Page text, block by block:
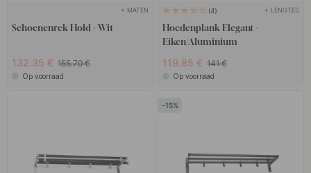
+ MATEN
Schoenenrek Hold - Wit
132.35 € 155.70 €
Op voorraad
4 + LENGTES
Hoedenplank Elegant -
Eiken/Aluminium
119.85 € 141 €
Op voorraad
15